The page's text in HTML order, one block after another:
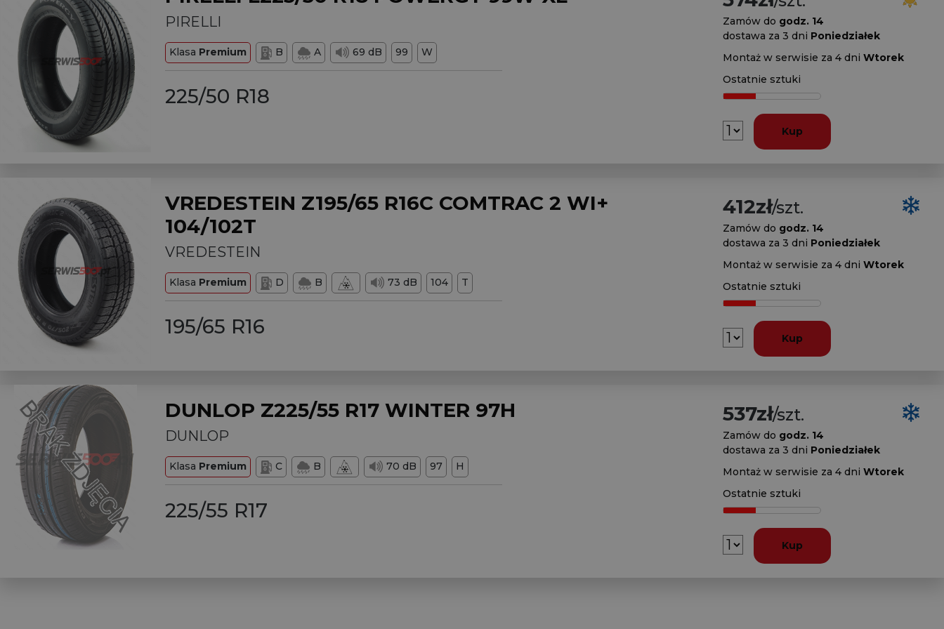
PIRELLI
Klasa Premium B A 69 dB 99 W
225/50 R18
Zamów do godz. 14
dostawa za 3 dni Poniedziałek
Montaż w serwisie za 4 dni Wtorek
Ostatnie sztuki
Kup
VREDESTEIN Z195/65 R16C COMTRAC 2 WI+
104/102T
VREDESTEIN
Klasa Premium D B 73 dB 104 T
195/65 R16
412zł/szt.
Zamów do godz. 14
dostawa za 3 dni Poniedziałek
Montaż w serwisie za 4 dni Wtorek
Ostatnie sztuki
Kup
DUNLOP Z225/55 R17 WINTER 97H
DUNLOP
Klasa Premium C B 70 dB 97 H
225/55 R17
537zł/szt.
Zamów do godz. 14
dostawa za 3 dni Poniedziałek
Montaż w serwisie za 4 dni Wtorek
Ostatnie sztuki
Kup